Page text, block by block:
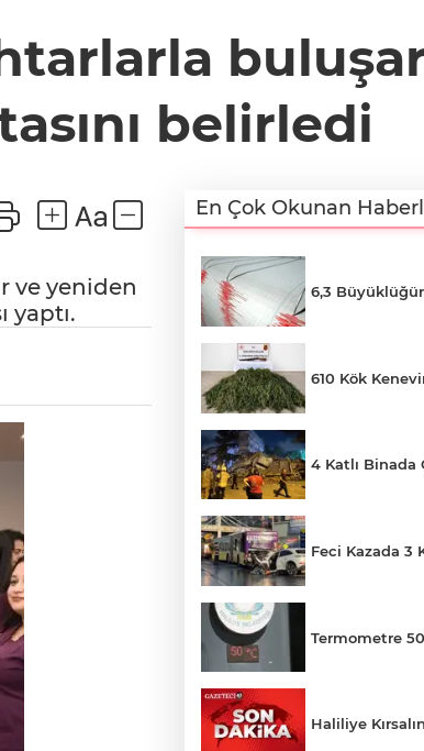
belirledi
ve yeniden
yaptı.
En Çok Okunan
6,3
610 Kök
4 Katlı Binada
Feci Kazada 3
Termometre
Haliliye